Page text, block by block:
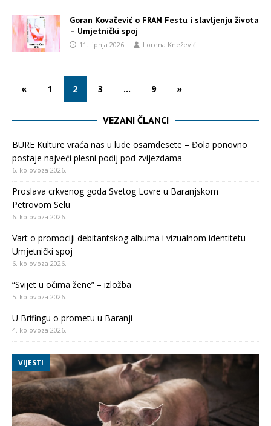
Goran Kovačević o FRAN Festu i slavljenju života
– Umjetnički spoj
11. lipnja 2026. Lorena Knežević
« 1 2 3 … 9 »
VEZANI ČLANCI
BURE Kulture vraća nas u lude osamdesete – Đola ponovno
postaje najveći plesni podij pod zvijezdama
6. kolovoza 2026.
Proslava crkvenog goda Svetog Lovre u Baranjskom
Petrovom Selu
6. kolovoza 2026.
Vart o promociji debitantskog albuma i vizualnom identitetu –
Umjetnički spoj
6. kolovoza 2026.
“Svijet u očima žene” – izložba
5. kolovoza 2026.
U Brifingu o prometu u Baranji
4. kolovoza 2026.
VIJESTI